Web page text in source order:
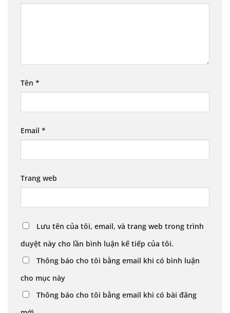
Tên *
Email *
Trang web
Lưu tên của tôi, email, và trang web trong trình
duyệt này cho lần bình luận kế tiếp của tôi.
Thông báo cho tôi bằng email khi có bình luận
cho mục này
Thông báo cho tôi bằng email khi có bài đăng